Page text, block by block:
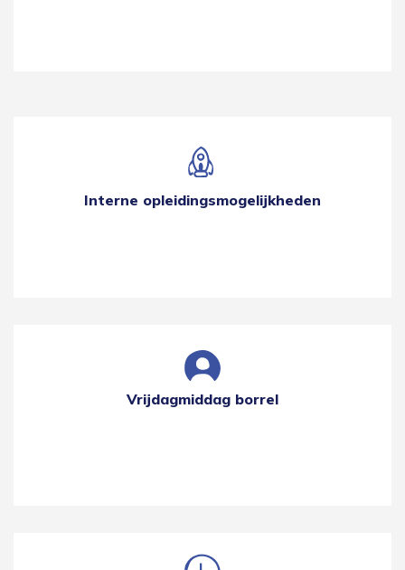
Interne opleidingsmogelijkheden
Vrijdagmiddag borrel